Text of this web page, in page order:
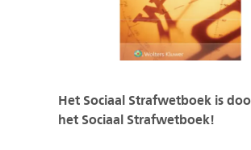
Het Sociaal Strafwetboek is
het Sociaal Strafwetboek!